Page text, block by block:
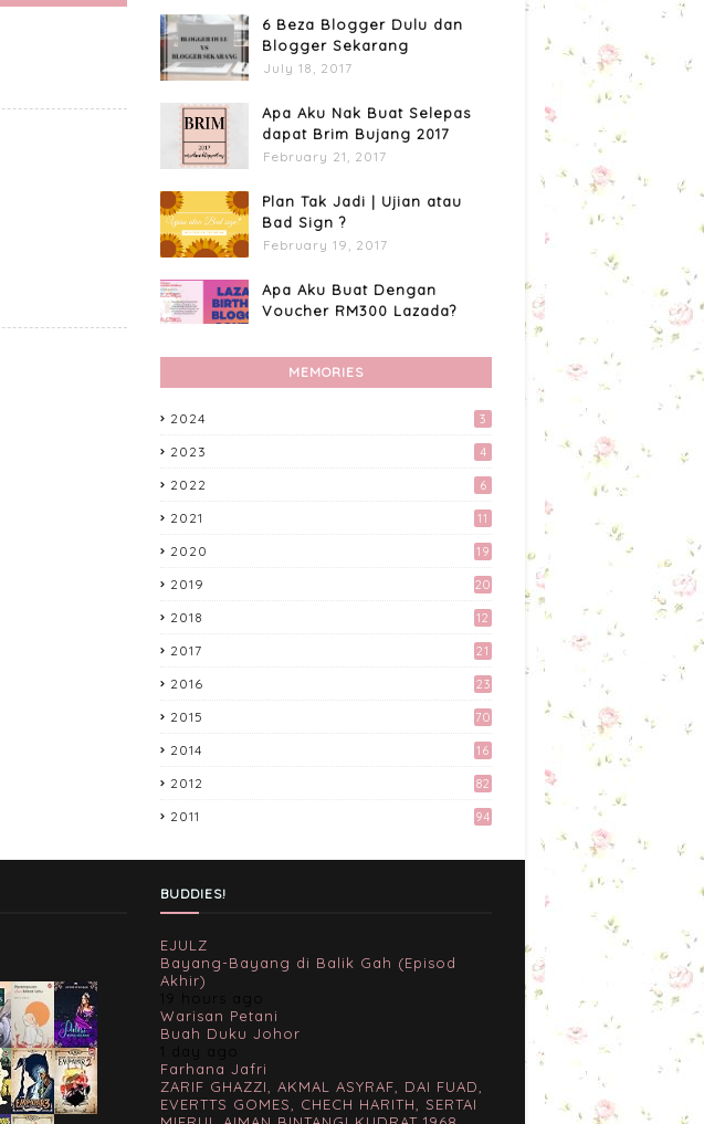
6 Beza Blogger Dulu dan
Blogger Sekarang
July 18, 2017
Apa Aku Nak Buat Selepas
dapat Brim Bujang 2017
February 21, 2017
Plan Tak Jadi | Ujian atau
Bad Sign ?
February 19, 2017
Apa Aku Buat Dengan
Voucher RM300 Lazada?
Custome Organizer
Kali Pertama Tempah Header
MEMORIES
2024 3
2023 4
2022 6
2021 11
2020 19
2019 20
2018
12
2017
21
2016
23
2015 70
2014 16
2012 82
2011 94
BUDDIES!
EJULZ
Bayang-Bayang di Balik Gah (Episod
Akhir)
Warisan Petani
Buah Duku Johor
Farhana Jafri
ZARIF GHAZZI, AKMAL ASYRAF, DAI FUAD,
EVERTTS GOMES, CHECH HARITH, SERTAI